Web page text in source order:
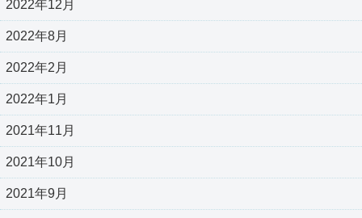
2022年12月
2022年8月
2022年2月
2022年1月
2021年11月
2021年10月
2021年9月